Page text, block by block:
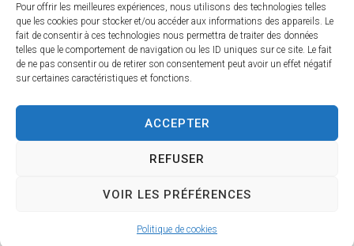
Pour offrir les meilleures expériences, nous utilisons des technologies telles
que les cookies pour stocker et/ou accéder aux informations des appareils. Le
fait de consentir à ces technologies nous permettra de traiter des données
telles que le comportement de navigation ou les ID uniques sur ce site. Le fait
de ne pas consentir ou de retirer son consentement peut avoir un effet négatif
sur certaines caractéristiques et fonctions.
ACCEPTER
REFUSER
VOIR LES PRÉFÉRENCES
Politique de cookies
De 8h à 12h et de 14h à 18h
Le vendredi :
De 8h à 12h et de 14h à 17h
© 2025 - Propulsé par Utopia